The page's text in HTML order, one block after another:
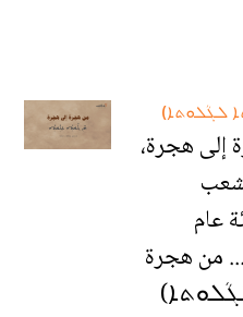
ܠܓܳܠܘܬܐ)
هجرة،
عام
من هجرة